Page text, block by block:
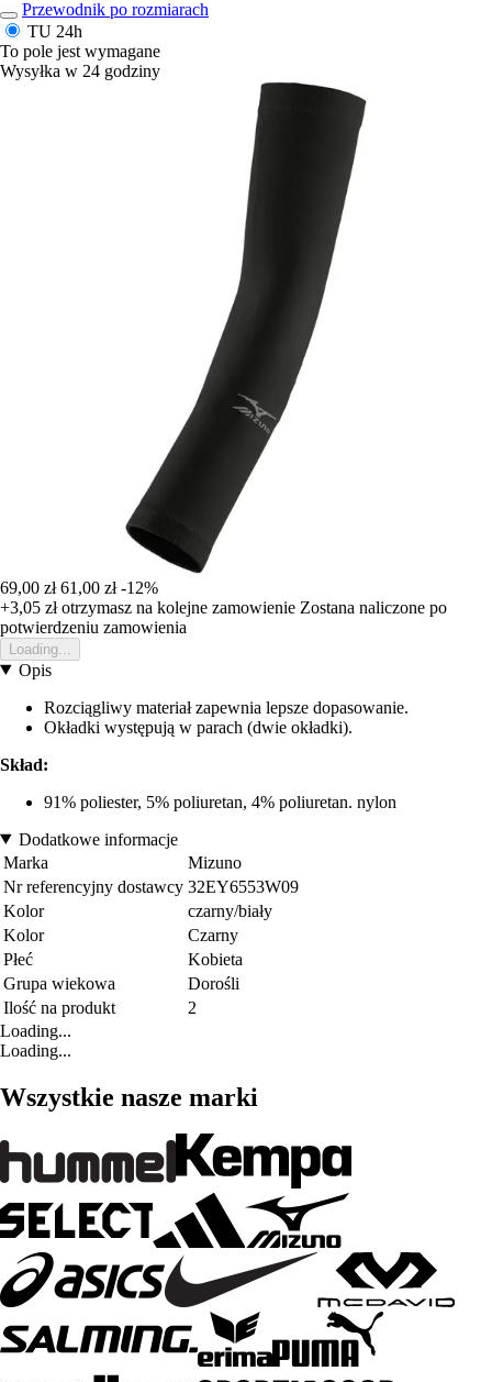
Przewodnik po rozmiarach
TU 24h
To pole jest wymagane
Wysyłka w 24 godziny
69,00 zł 61,00 zł -12%
+3,05 złotrzymasz na kolejne zamowienie Zostana naliczone po
potwierdzeniu zamowienia
Loading...
Opis
Rozciągliwy materiał zapewnia lepsze dopasowanie.
Okładki występują w parach (dwie okładki).
Skład:
91% poliester, 5% poliuretan, 4% poliuretan. nylon
Dodatkowe informacje
Marka
Mizuno
Nr referencyjny dostawcy 32EY6553W09
Kolor
czarny/biały
Kolor
Czarny
Płeć
Kobieta
Grupa wiekowa
Dorośli
Ilość na produkt
2
Loading...
Loading...
Wszystkie nasze marki